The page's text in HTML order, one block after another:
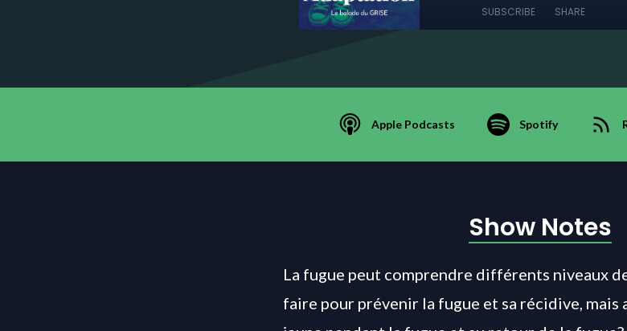
SUBSCRIBE SHARE
Apple Podcasts Spotify
Show Notes
La fugue peut comprendre différents niveaux
faire pour prévenir la fugue et sa récidive, mais